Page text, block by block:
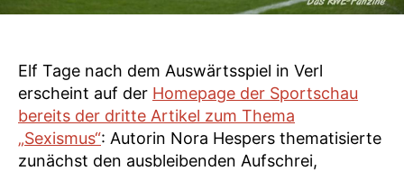
Elf Tage nach dem Auswärtsspiel in Verl
erscheint auf der Homepage der Sportschau
bereits der dritte Artikel zum Thema
„Sexismus“: Autorin Nora Hespers thematisierte
zunächst den ausbleibenden Aufschrei,